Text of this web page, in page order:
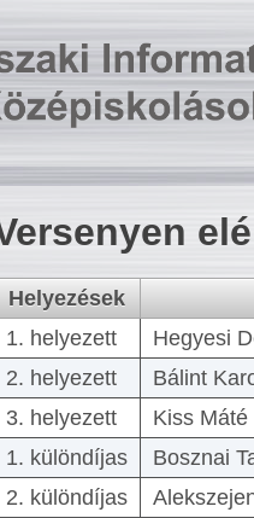
Helyezések
1. helyezett
Hegyesi
2. helyezett
Bálint
3. helyezett
Kiss
1. különdíjas
Bosznai
2. különdíjas